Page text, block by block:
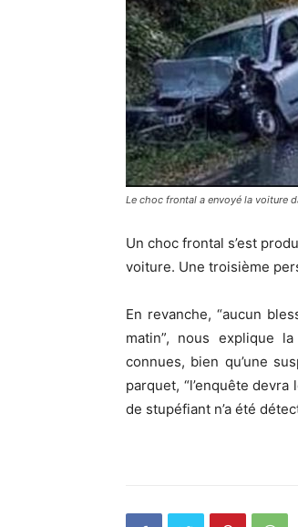
Le choc frontal a envoyé la voiture
Un choc frontal s’est
voiture. Une troisième
En revanche, “aucun
matin”, nous explique
connues, bien qu’une
parquet, “l’enquête
de stupéfiant n’a été